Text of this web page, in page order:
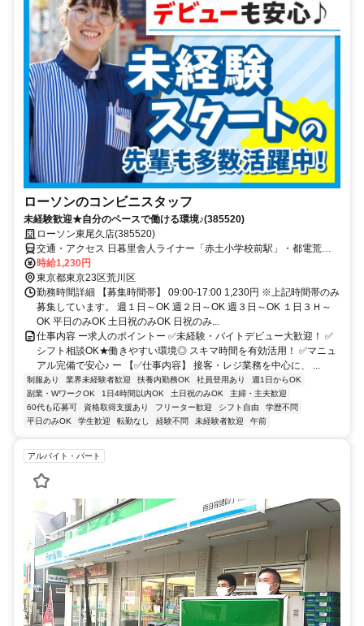
ローソンのコンビニスタッフ
未経験歓迎★自分のペースで働ける環境♪(385520)
ローソン東尾久店(385520)
交通・アクセス 日暮里舎人ライナー「赤土小学校前駅」・都電荒川
線「宮ノ前駅」より徒歩7分
時給1,230円
東京都東京23区荒川区
勤務時間詳細 【募集時間帯】 09:00-17:00 1,230円 ※上記時間帯のみ
募集しています。 週１日～OK 週２日～OK 週３日～OK １日３Ｈ～
OK 平日のみOK 土日祝のみOK 日祝のみ...
仕事内容 ー求人のポイントー ✅未経験・バイトデビュー大歓迎！ ✅
シフト相談OK★働きやすい環境◎ スキマ時間を有効活用！ ✅マニュ
アル完備で安心♪ ー 【✅仕事内容】 接客・レジ業務を中心に、 ...
制服あり 業界未経験者歓迎 扶養内勤務OK 社員登用あり
週1日からOK
副業・WワークOK
1日4時間以内OK 土日祝のみOK
主婦・主夫歓迎
60代も応募可
資格取得支援あり フリーター歓迎 シフト自由
学歴不問
平日のみOK
学生歓迎 転勤なし 経験不問 未経験者歓迎 午前
アルバイト・パート